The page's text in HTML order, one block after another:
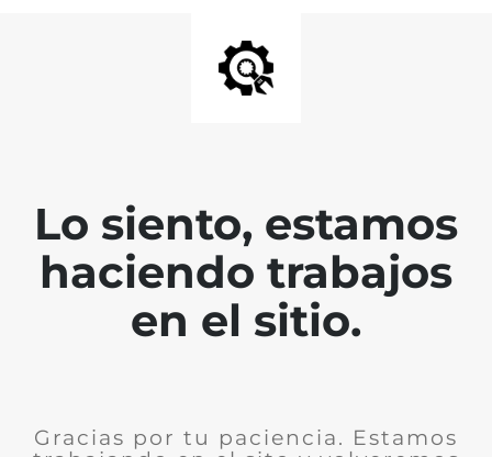
Lo siento, estamos
haciendo trabajos
en el sitio.
Gracias por tu paciencia. Estamos